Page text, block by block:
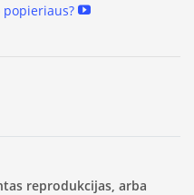
reprodukcijas, arba